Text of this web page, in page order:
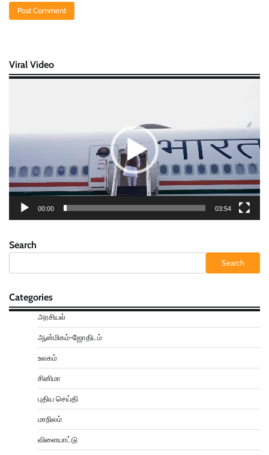
Viral Video
00:00 03:54
Search
Search
Categories
அரசியல்
ஆன்மிகம்-ஜோதிடம்
உலகம்
சினிமா
புதிய செய்தி
மாநிலம்
விளையாட்டு